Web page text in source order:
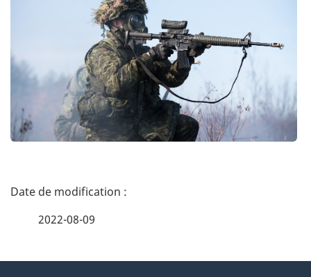
D
2022-08-09